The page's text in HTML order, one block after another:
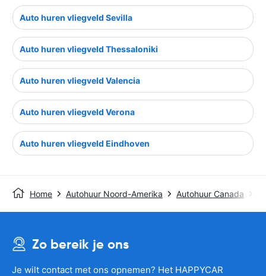
Auto huren vliegveld Sevilla
Auto huren vliegveld Thessaloniki
Auto huren vliegveld Valencia
Auto huren vliegveld Verona
Auto huren vliegveld Eindhoven
Home Autohuur Noord-Amerika Autohuur Canada
Zo bereik je ons
Je wilt contact met ons opnemen? Het HAPPYCAR